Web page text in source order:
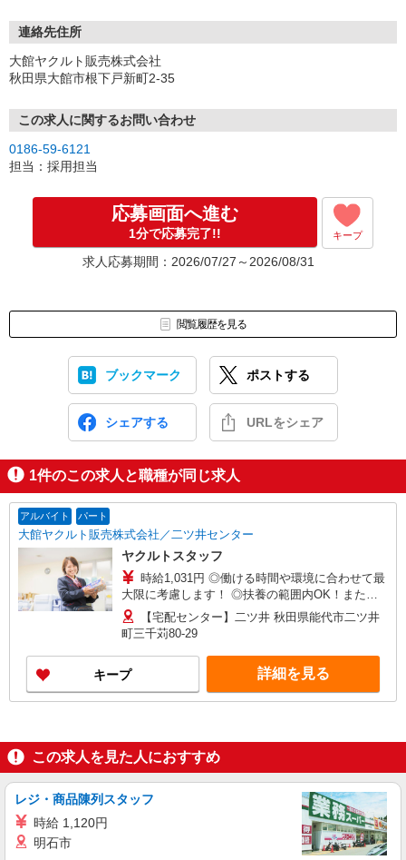
■応募
内容を確認し、3営業日以内には、面接のご連絡をします。
■面接（1回）
ご不明点や不安な点を解消しながら、フランクにできればと思って
ます。
■内定・採用
連絡先住所
大館ヤクルト販売株式会社
秋田県大館市根下戸新町2-35
この求人に関するお問い合わせ
0186-59-6121
担当：採用担当
応募画面へ進む
1分で応募完了!! キープ
求人応募期間：2026/07/27～2026/08/31
閲覧履歴を見る
ブックマーク ポストする
シェアする URLをシェア
1件のこの求人と職種が同じ求人
アルバイト パート
大館ヤクルト販売株式会社／二ツ井センター
ヤクルトスタッフ
時給1,031円 ◎働ける時間や環境に合わせて最
大限に考慮します！ ◎扶養の範囲内OK！また扶
養の範囲を超えた高収入も可能です！ ★まずはご
相談ください★ 研修制度あり ＊内容 研修日数 5
日（座学研修、現場研修等） 研修時の給与 日額
1,031円 5日間の研修終了後も 約1か月間、社員と
一緒にお客様先を回ります！ 独り立ちに向けて
徐々にお仕事に慣れていただくので、 初めての方
【宅配センター】二ツ井 秋田県能代市二ツ井
町三千苅80-29
キープ 詳細を見る
この求人を見た人におすすめ
レジ・商品陳列スタッフ
時給 1,120円
明石市